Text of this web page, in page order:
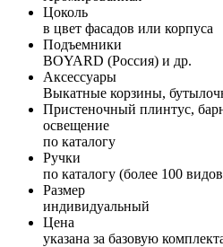
Цоколь
в цвет фасадов или корпуса
Подъемники
BOYARD (Россия) и др.
Аксессуары
Выкатные корзины,
Пристеночный плинтус,
освещение
по каталогу
Ручки
по каталогу (более 100
Размер
индивидуальный
Цена
указана за базовую